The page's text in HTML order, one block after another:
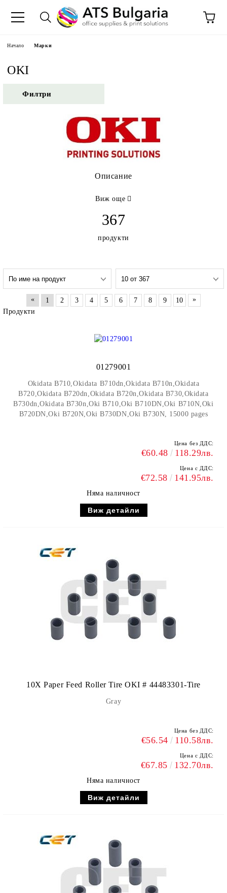
Начало Марки
OKI
Филтри
Описание
Виж още
367
продукти
« 1 2 3 4 5 6 7 8 9 10
»
Продукти
01279001
Okidata B710,Okidata B710dn,Okidata B710n,Okidata
B720,Okidata B720dn,Okidata B720n,Okidata B730,Okidata
B730dn,Okidata B730n,Oki B710,Oki B710DN,Oki B710N,Oki
B720DN,Oki B720N,Oki B730DN,Oki B730N, 15000 pages
Цена без ДДС:
€60.48 118.29лв.
Цена с ДДС:
€72.58 141.95лв.
Няма наличност
Виж детайли
10X Paper Feed Roller Tire OKI # 44483301-Tire
Gray
Цена без ДДС:
€56.54 110.58лв.
Цена с ДДС:
€67.85 132.70лв.
Няма наличност
Виж детайли